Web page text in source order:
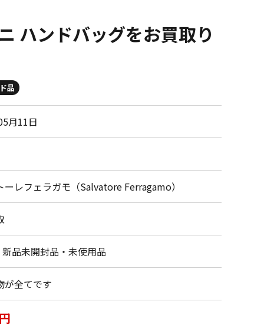
ハンドバッグをお買取り
品
月11日
ーレフェラガモ（Salvatore Ferragamo）
品未開封品・未使用品
が全てです